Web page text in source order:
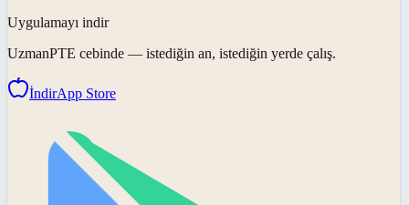
Uygulamayı indir
UzmanPTE cebinde — istediğin an, istediğin yerde çalış.
İndirApp Store